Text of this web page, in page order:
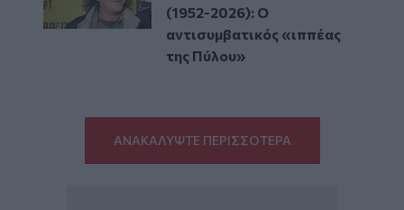
(1952-2026): O
αντισυμβατικός «ιππέας
της Πύλου»
ΑΝΑΚΑΛΥΨΤΕ ΠΕΡΙΣΣΟΤΕΡΑ